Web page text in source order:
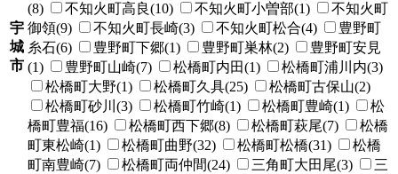
宇
城
市
(8)
不知火町高良(10) 不知火町小曽部(1)
不知火町
御領(9)
不知火町長崎(3) 不知火町松合(4)
豊野町
糸石(6)
豊野町下郷(1) 豊野町巣林(2)
豊野町安見
(1)
豊野町山崎(7) 松橋町内田(1)
松橋町浦川内(3)
松橋町大野(1)
松橋町久具(25)
松橋町古保山(2)
松橋町砂川(3)
松橋町竹崎(1) 松橋町豊崎(1)
松
橋町豊福(16)
松橋町西下郷(8) 松橋町萩尾(7)
松橋
町東松崎(1)
松橋町曲野(32) 松橋町松橋(31)
松橋
町南豊崎(7)
松橋町両仲間(24) 三角町大田尾(3)
三